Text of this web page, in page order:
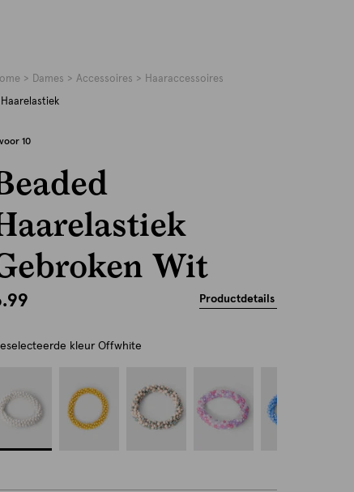
Dames Accessoires Haaraccessoires
Haarelastiek
10
Wit
Productdetails
kleur Offwhite